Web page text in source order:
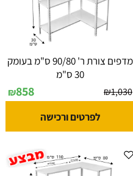
מדפים צורת ר' 90/80 ס"מ בעומק
30 ס"מ
₪1,030
₪858
לפרטים ורכישה